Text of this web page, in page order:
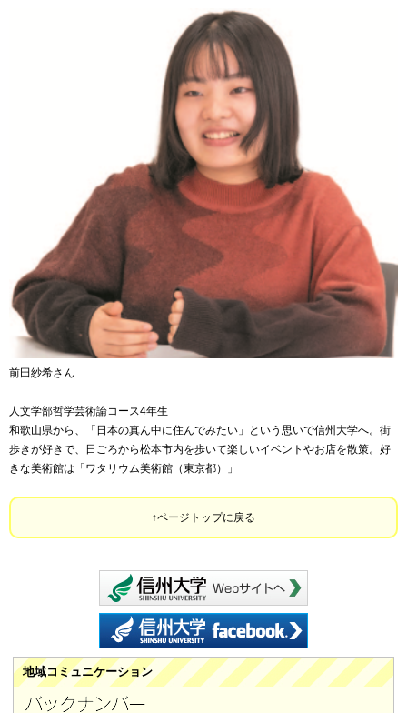
前田紗希さん
人文学部哲学芸術論コース4年生
和歌山県から、「日本の真ん中に住んでみたい」という思いで信州大学へ。街
歩きが好きで、日ごろから松本市内を歩いて楽しいイベントやお店を散策。好
きな美術館は「ワタリウム美術館（東京都）」
ページトップに戻る
地域コミュニケーション